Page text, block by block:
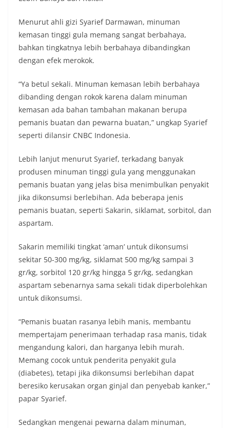
Menurut ahli gizi Syarief Darmawan, minuman
kemasan tinggi gula memang sangat berbahaya,
bahkan tingkatnya lebih berbahaya dibandingkan
dengan efek merokok.
“Ya betul sekali. Minuman kemasan lebih berbahaya
dibanding dengan rokok karena dalam minuman
kemasan ada bahan tambahan makanan berupa
pemanis buatan dan pewarna buatan,” ungkap Syarief
seperti dilansir CNBC Indonesia.
Lebih lanjut menurut Syarief, terkadang banyak
produsen minuman tinggi gula yang menggunakan
pemanis buatan yang jelas bisa menimbulkan penyakit
jika dikonsumsi berlebihan. Ada beberapa jenis
pemanis buatan, seperti Sakarin, siklamat, sorbitol, dan
aspartam.
Sakarin memiliki tingkat ‘aman’ untuk dikonsumsi
sekitar 50-300 mg/kg, siklamat 500 mg/kg sampai 3
gr/kg, sorbitol 120 gr/kg hingga 5 gr/kg, sedangkan
aspartam sebenarnya sama sekali tidak diperbolehkan
untuk dikonsumsi.
“Pemanis buatan rasanya lebih manis, membantu
mempertajam penerimaan terhadap rasa manis, tidak
mengandung kalori, dan harganya lebih murah.
Memang cocok untuk penderita penyakit gula
(diabetes), tetapi jika dikonsumsi berlebihan dapat
beresiko kerusakan organ ginjal dan penyebab kanker,”
papar Syarief.
Sedangkan mengenai pewarna dalam minuman,